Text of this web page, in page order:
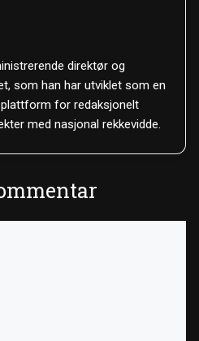
direktør og
som han har utviklet som en
for redaksjonelt
med nasjonal rekkevidde.